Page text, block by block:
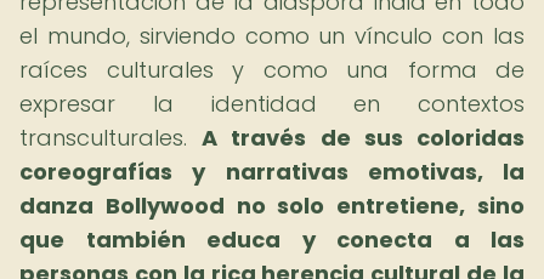
el mundo, sirviendo como un vínculo con las
raíces culturales y como una forma de
expresar la identidad en contextos
transculturales.A través de sus coloridas
coreografías y narrativas emotivas, la
danza Bollywood no solo entretiene, sino
que también educa y conecta a las